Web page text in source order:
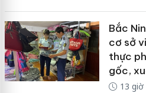
Bắc
cơ sở
thực
gốc,
13